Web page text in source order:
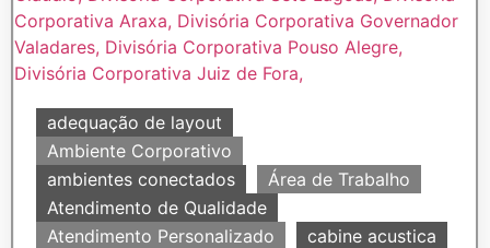
adequação de layout
Ambiente Corporativo
ambientes conectados
Área de Trabalho
Atendimento de Qualidade
Atendimento Personalizado
cabine acustica